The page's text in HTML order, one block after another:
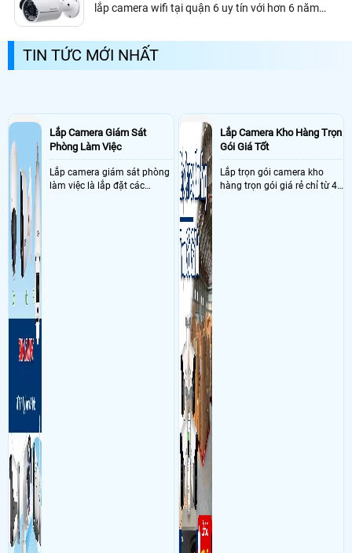
lắp camera wifi tại quận 6 uy tín với hơn 6 năm
cửa hàng chất lượng, luôn tư vấn khách hàng tại
quận 6 chọn những sản phẩm tốt nhất uy tín nhất.
TIN TỨC MỚI NHẤT
Lắp Camera Giám Sát
Phòng Làm Việc
Lắp camera giám sát phòng
làm việc là lắp đặt các
Lắp Camera Kho Hàng Trọn
Gói Giá Tốt
Lắp trọn gói camera kho
hàng trọn gói giá rẻ chỉ từ 4